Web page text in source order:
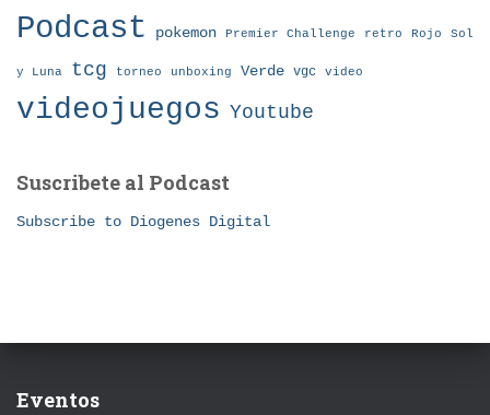
Podcast pokemon Premier Challenge retro Rojo Sol
y Luna tcg torneo unboxing Verde vgc video
videojuegos Youtube
Suscribete al Podcast
Subscribe to Diogenes Digital
Eventos